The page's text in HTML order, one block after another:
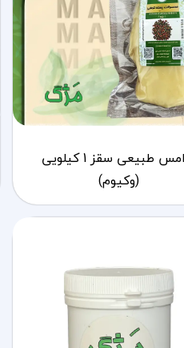
آدامس طبیعی سقز 1 کیلویی
(وکیوم)